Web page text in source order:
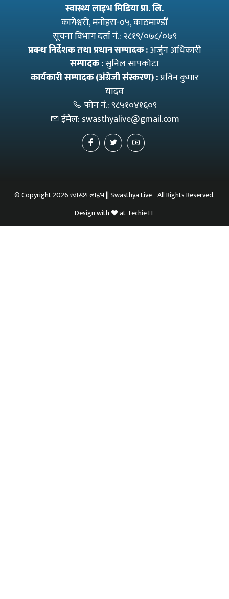
स्वास्थ्य लाइभ मिडिया प्रा. लि.
कागेश्वरी, मनाेहरा-०५, काठमाण्डौँ
सूचना विभाग दर्ता नं.: २८१९/०७८/०७९
प्रबन्ध निर्देशक तथा प्रधान सम्पादक :अर्जुन अधिकारी
सम्पादक :सुनिल सापकोटा
कार्यकारी सम्पादक (अंग्रेजी संस्करण) :प्रविन कुमार
यादव
फोन नं.:९८५१०४१६०९
ईमेल: swasthyalive@gmail.com
© Copyright 2026 स्वास्थ्य लाइभ || Swasthya Live - All Rights Reserved.
Design with
atTechie IT